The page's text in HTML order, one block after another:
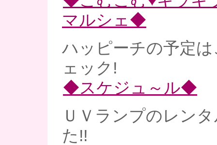
マルシェ◆
ハッピーチの予定
ェック!
◆スケジュ～ル◆
ＵＶランプのレン
た!!